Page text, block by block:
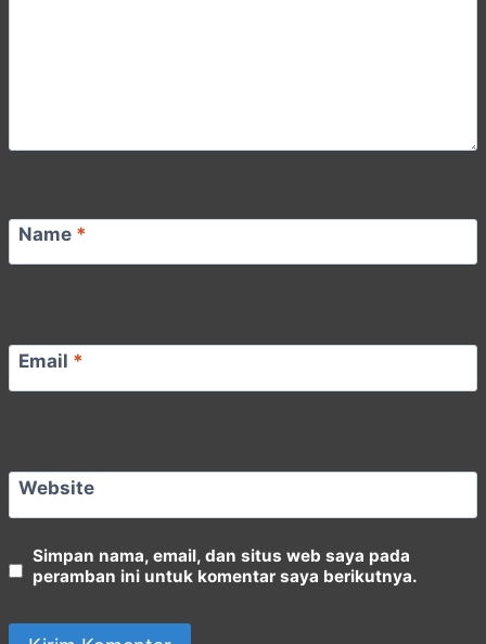
Name *
Email *
Website
Simpan nama, email, dan situs web saya pada
peramban ini untuk komentar saya berikutnya.